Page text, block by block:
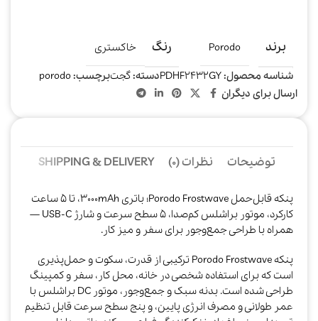
برند Porodo رنگ
خاکستری
شناسه محصول:PDHF2432GYدسته:گجتبرچسب:porodo
ارسال برای دیگران
توضیحات نظرات (0) SHIPPING & DELIVERY
پنکه قابل‌حمل Porodo Frostwave؛ باتری 3000mAh، تا 5 ساعت
کارکرد، موتور براشلس کم‌صدا، 5 سطح سرعت و شارژ USB‑C —
همراه با طراحی جمع‌وجور برای سفر و میز کار.
پنکه Porodo Frostwave ترکیبی از قدرت، سکوت و حمل‌پذیری
است که برای استفاده شخصی در خانه، محل کار، سفر و کمپینگ
طراحی شده است. بدنه سبک و جمع‌وجور، موتور DC براشلس با
عمر طولانی و مصرف انرژی پایین، و پنج سطح سرعت قابل تنظیم